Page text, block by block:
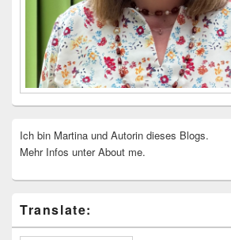
Ich bin Martina und Autorin dieses Blogs.
Mehr Infos unter About me.
Translate: